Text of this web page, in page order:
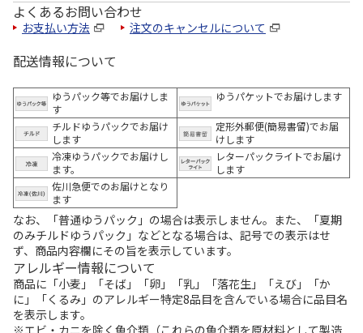
よくあるお問い合わせ
お支払い方法 注文のキャンセルについて
配送情報について
ゆうパック等でお届けしま
す
ゆうパケットでお届けします
チルドゆうパックでお届け
します
定形外郵便(簡易書留)でお届
けします
冷凍ゆうパックでお届けし
ます。
レターパックライトでお届け
します
佐川急便でのお届けとなり
ます
なお、「普通ゆうパック」の場合は表示しません。また、「夏期
のみチルドゆうパック」などとなる場合は、記号での表示はせ
ず、商品内容欄にその旨を表示しています。
アレルギー情報について
商品に「小麦」「そば」「卵」「乳」「落花生」「えび」「か
に」「くるみ」のアレルギー特定8品目を含んでいる場合に品目名
を表示します。
※エビ・カニを除く魚介類（これらの魚介類を原材料として製造